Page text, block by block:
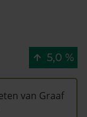
worden op
gratis WOZ
laatste WOZ
uhiergratis in.
5,0 %
van Graaf